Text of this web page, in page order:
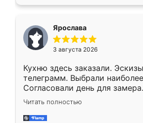
Ярослава
3 августа 2026
Кухню здесь заказали.
телеграмм. Выбрали
Согласовали день для
недели кухня была уже
довольны работой. Спасибо
мебель за качественную
Читать полностью